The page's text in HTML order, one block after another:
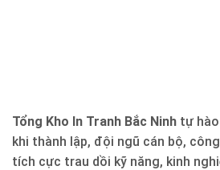
Tổng Kho In Tranh Bắc Ninh tự
khi thành lập, đội ngũ cán bộ,
tích cực trau dồi kỹ năng, kinh